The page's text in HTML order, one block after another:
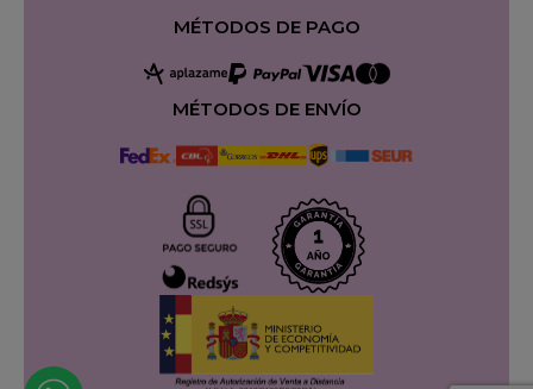
MÉTODOS DE PAGO
MÉTODOS DE ENVÍO